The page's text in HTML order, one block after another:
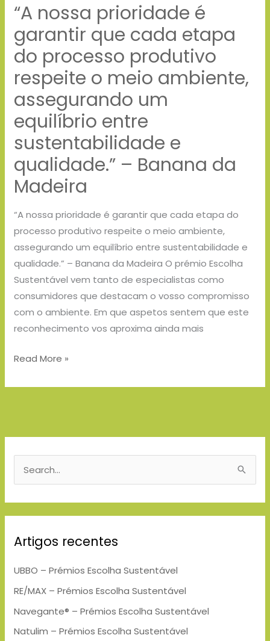
Madeira
“A nossa prioridade é
garantir que cada etapa
do processo produtivo
respeite o meio ambiente,
assegurando um
equilíbrio entre
sustentabilidade e
qualidade.” – Banana da
Madeira
“A nossa prioridade é garantir que cada etapa do
processo produtivo respeite o meio ambiente,
assegurando um equilíbrio entre sustentabilidade e
qualidade.” – Banana da Madeira O prémio Escolha
Sustentável vem tanto de especialistas como
consumidores que destacam o vosso compromisso
com o ambiente. Em que aspetos sentem que este
reconhecimento vos aproxima ainda mais
“A
prioridade
é
garantir
cada
etapa
do
processo
produtivo
respeite
meio
ambiente,
assegurando
um
equilíbrio
entre
sustentabilidade
e
Read More »
c
o
r
:
Artigos recentes
UBBO – Prémios Escolha Sustentável
RE/MAX – Prémios Escolha Sustentável
Navegante® – Prémios Escolha Sustentável
Natulim – Prémios Escolha Sustentável